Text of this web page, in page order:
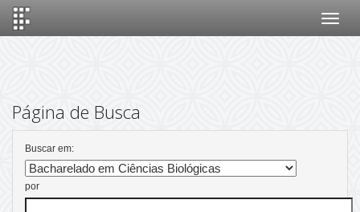
Página de Busca
Buscar em:
por